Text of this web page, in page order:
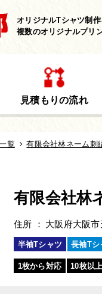
オリジナルTシャツ制
複数のオリジナルプリ
見積もりの流れ
覧 有限会社林ネーム刺
有限会社林
住所 大阪府大阪
半袖Tシャツ 長袖Tシ
1枚から対応 10枚以上